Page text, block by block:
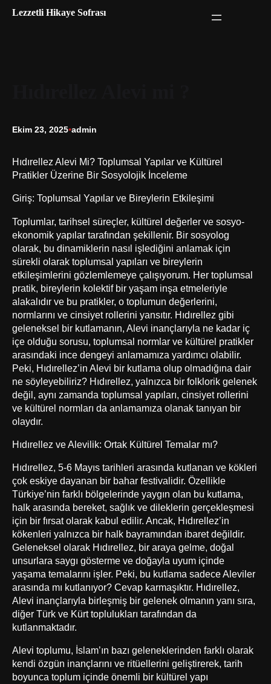
Lezzetli Hikaye Sofrası
Ekim 23, 2025•admin
Hıdırellez Alevi Mi? Toplumsal Yapılar ve Kültürel
Pratikler Üzerine Bir Sosyolojik İnceleme
Giriş: Toplumsal Yapılar ve Bireylerin Etkileşimi
Toplumlar, tarihsel süreçler, kültürel değerler ve sosyo-
ekonomik yapılar tarafından şekillenir. Bir sosyolog
olarak, bu dinamiklerin nasıl işlediğini anlamak için
sürekli olarak toplumsal yapıları ve bireylerin
etkileşimlerini gözlemlemeye çalışıyorum. Her toplumsal
pratik, bireylerin kolektif bir yaşam inşa etmeleriyle
alakalıdır ve bu pratikler, o toplumun değerlerini,
normlarını ve cinsiyet rollerini yansıtır. Hıdırellez gibi
geleneksel bir kutlamanın, Alevi inançlarıyla ne kadar iç
içe olduğu sorusu, toplumsal normlar ve kültürel pratikler
arasındaki ince dengeyi anlamamıza yardımcı olabilir.
Peki, Hıdırellez’in Alevi bir kutlama olup olmadığına dair
ne söyleyebiliriz? Hıdırellez, yalnızca bir folklorik gelenek
değil, aynı zamanda toplumsal yapıları, cinsiyet rollerini
ve kültürel normları da anlamamıza olanak tanıyan bir
olaydır.
Hıdırellez ve Alevilik: Ortak Kültürel Temalar mı?
Hıdırellez, 5-6 Mayıs tarihleri arasında kutlanan ve kökleri
çok eskiye dayanan bir bahar festivalidir. Özellikle
Türkiye’nin farklı bölgelerinde yaygın olan bu kutlama,
halk arasında bereket, sağlık ve dileklerin gerçekleşmesi
için bir fırsat olarak kabul edilir. Ancak, Hıdırellez’in
kökenleri yalnızca bir halk bayramından ibaret değildir.
Geleneksel olarak Hıdırellez, bir araya gelme, doğal
unsurlara saygı gösterme ve doğayla uyum içinde
yaşama temalarını işler. Peki, bu kutlama sadece Aleviler
arasında mı kutlanıyor? Cevap karmaşıktır. Hıdırellez,
Alevi inançlarıyla birleşmiş bir gelenek olmanın yanı sıra,
diğer Türk ve Kürt toplulukları tarafından da
kutlanmaktadır.
Alevi toplumu, İslam’ın bazı geleneklerinden farklı olarak
kendi özgün inançlarını ve ritüellerini geliştirerek, tarih
boyunca toplum içinde önemli bir kültürel yapı